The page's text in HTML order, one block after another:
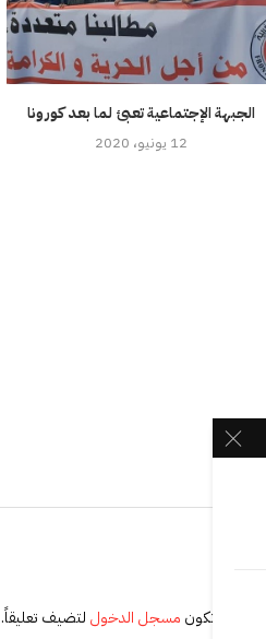
الجبهة الإجتماعية تعبئ لما بعد كورونا
12 يونيو، 2020
يجب أنت تكون مسجل الدخول لتضيف تعليقاً.